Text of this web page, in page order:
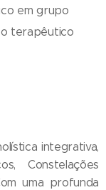
em grupo
terapêutico
integrativa,
Constelações
uma profunda